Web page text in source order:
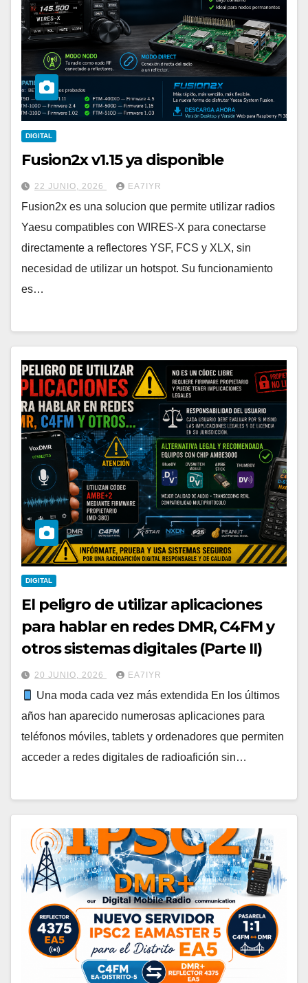
DIGITAL
Fusion2x v1.15 ya disponible
22 JUNIO, 2026 EA7IYR
Fusion2x es una solucion que permite utilizar radios
Yaesu compatibles con WIRES-X para conectarse
directamente a reflectores YSF, FCS y XLX, sin
necesidad de utilizar un hotspot. Su funcionamiento
es…
DIGITAL
El peligro de utilizar aplicaciones
para hablar en redes DMR, C4FM y
otros sistemas digitales (Parte II)
20 JUNIO, 2026 EA7IYR
Una moda cada vez más extendida En los últimos
años han aparecido numerosas aplicaciones para
teléfonos móviles, tablets y ordenadores que permiten
acceder a redes digitales de radioafición sin…